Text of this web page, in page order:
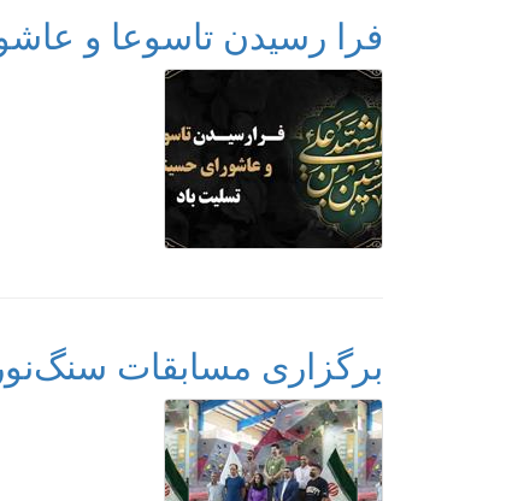
فرا رسیدن تاسوعا و
برگزاری مسابقات